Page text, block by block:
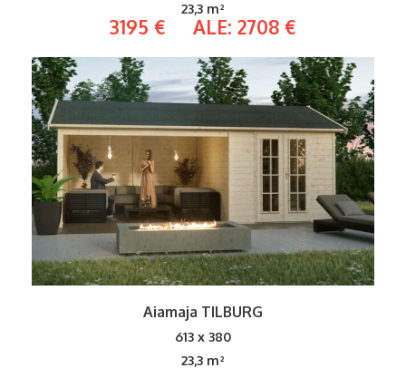
23,3 m²
3195 € ALE: 2708 €
Aiamaja TILBURG
613 x 380
23,3 m²